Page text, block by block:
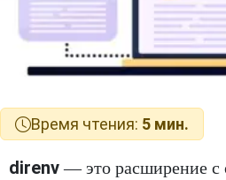
Время чтения: 5 мин.
direnv— это расширение